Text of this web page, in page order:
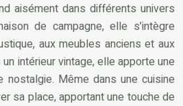
aisément dans différents univers
de campagne, elle s’intègre
aux meubles anciens et aux
intérieur vintage, elle apporte une
nostalgie. Même dans une cuisine
sa place, apportant une touche de